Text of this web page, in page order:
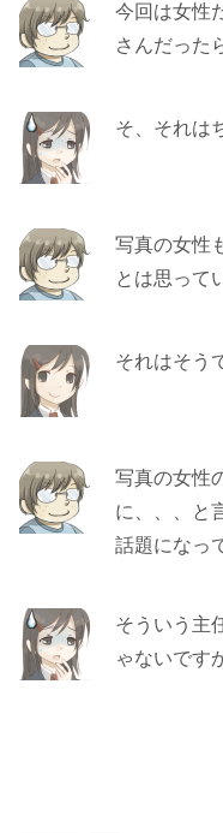
今回は女性
さんだった
そ、それは
写真の女性
とは思って
それはそう
写真の女性
に、、、と
話題になっ
そういう主
ゃないです